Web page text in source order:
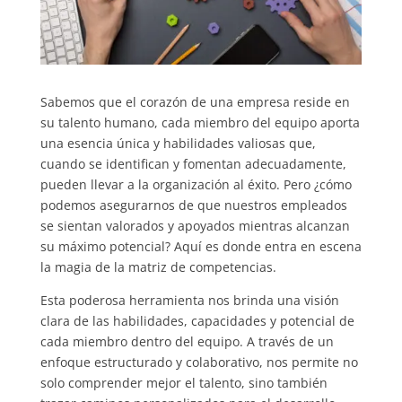
Sabemos que el corazón de una empresa reside en
su talento humano, cada miembro del equipo aporta
una esencia única y habilidades valiosas que,
cuando se identifican y fomentan adecuadamente,
pueden llevar a la organización al éxito. Pero ¿cómo
podemos asegurarnos de que nuestros empleados
se sientan valorados y apoyados mientras alcanzan
su máximo potencial? Aquí es donde entra en escena
la magia de la matriz de competencias.
Esta poderosa herramienta nos brinda una visión
clara de las habilidades, capacidades y potencial de
cada miembro dentro del equipo. A través de un
enfoque estructurado y colaborativo, nos permite no
solo comprender mejor el talento, sino también